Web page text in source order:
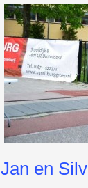
Jan en